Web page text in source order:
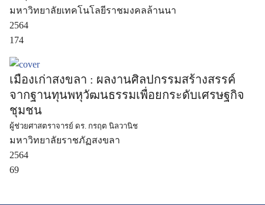
มหาวิทยาลัยเทคโนโลยีราชมงคลล้านนา
2564
174
เมืองเก่าสงขลา : ผลงานศิลปกรรมสร้างสรรค์
จากฐานทุนพหุวัฒนธรรมเพื่อยกระดับเศรษฐกิจ
ชุมชน
ผู้ช่วยศาสตราจารย์ ดร. กรฤต นิลวานิช
มหาวิทยาลัยราชภัฏสงขลา
2564
69